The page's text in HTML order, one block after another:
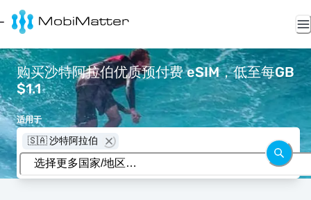
购买沙特阿拉伯优质预付费 eSIM，低至每GB
$1.1
适用于
🇸🇦 沙特阿拉伯